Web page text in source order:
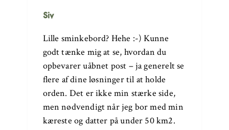
Siv
Lille sminkebord? Hehe :-) Kunne
godt tænke mig at se, hvordan du
opbevarer uåbnet post – ja generelt se
flere af dine løsninger til at holde
orden. Det er ikke min stærke side,
men nødvendigt når jeg bor med min
kæreste og datter på under 50 km2.